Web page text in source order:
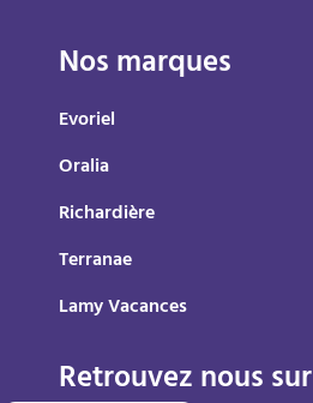
Nos marques
Evoriel
Oralia
Richardière
Terranae
Lamy Vacances
Retrouvez nous sur